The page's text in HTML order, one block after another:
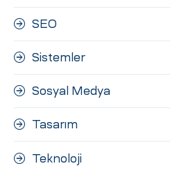
SEO
Sistemler
Sosyal Medya
Tasarım
Teknoloji